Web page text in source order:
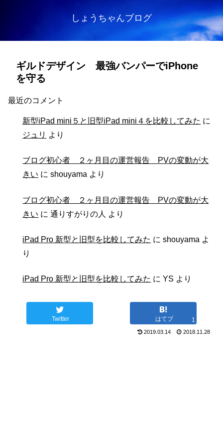
しょうちゃんブログ
ギルドデザイン 最強バンパーでiPhone
を守る
最近のコメント
新型iPad mini５と旧型iPad mini４を比較してみた に
ジュリ より
ブログ初心者 ２ヶ月目の運営報告 PVの変動が大
きい にshouyama より
ブログ初心者 ２ヶ月目の運営報告 PVの変動が大
きい に通りすがりの人 より
iPad Pro 新型と旧型を比較してみた にshouyama よ
り
iPad Pro 新型と旧型を比較してみた にYS より
Twitter はてブ 1
2019.03.14 2018.11.28